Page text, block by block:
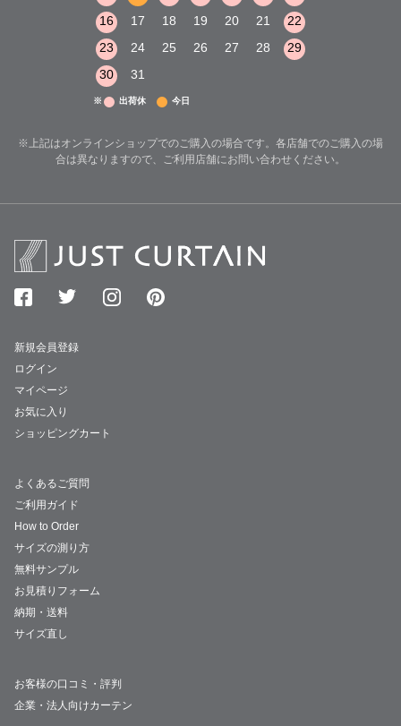
16
17 18 19 20 21
22
23
24 25 26 27 28
29
30
31
※ 出荷休 今日
※上記はオンラインショップでのご購入の場合です。各店舗でのご購入の場
合は異なりますので、ご利用店舗にお問い合わせください。
新規会員登録
ログイン
マイページ
お気に入り
ショッピングカート
よくあるご質問
ご利用ガイド
How to Order
サイズの測り方
無料サンプル
お見積りフォーム
納期・送料
サイズ直し
お客様の口コミ・評判
企業・法人向けカーテン